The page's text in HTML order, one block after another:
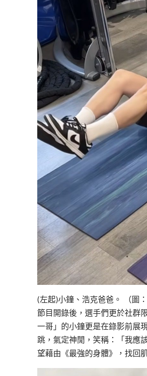
(左起)小鐘、浩克爸爸。 （圖
節目開錄後，選手們更於社群
一哥」的小鐘更是在錄影前展
跳，氣定神閒，笑稱：「我應
望藉由《最強的身體》，找回